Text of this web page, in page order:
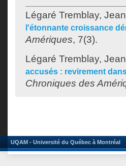
Légaré Tremblay,
l'étonnante croissance
Amériques, 7(3).
Légaré Tremblay,
accusés : revirement
Chroniques des
UQAM - Université du Québec à Montréal